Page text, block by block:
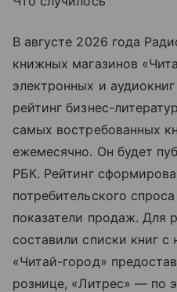
В августе 2026 года
книжных магазинов
электронных и
рейтинг бизнес-
самых востребованных
ежемесячно. Он будет
РБК. Рейтинг
потребительского
показатели продаж. Для
составили списки книг
«Читай-город»
рознице, «Литрес» — по